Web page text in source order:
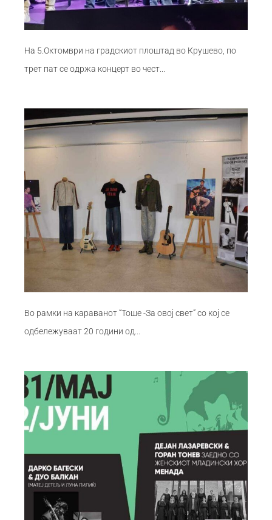
На 5.Октомври на градскиот плоштад во Крушево, по
трет пат се одржа концерт во чест...
Во рамки на караванот “Тоше -За овој свет” со кој се
одбележуваат 20 години од...